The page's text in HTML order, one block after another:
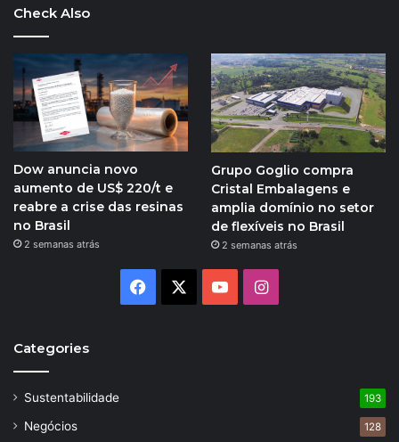
Check Also
Dow anuncia novo
aumento de US$ 220/t e
reabre a crise das resinas
no Brasil
2 semanas atrás
Grupo Goglio compra
Cristal Embalagens e
amplia domínio no setor
de flexíveis no Brasil
2 semanas atrás
Facebook YouTubeInstagram
Categories
Sustentabilidade 193
Negócios 128